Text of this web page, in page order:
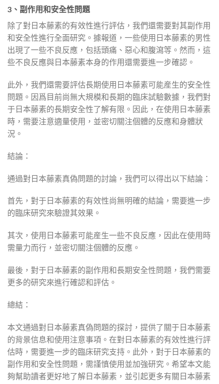
3、副作用和安全性問題
除了對日本藤素的有效性進行評估，我們還需要對其副作用
和安全性進行全面研究。據報道，一些使用日本藤素的男性
出現了一些不良反應，包括頭痛、惡心和腹瀉等。然而，這
些不良反應與日本藤素本身的作用還需要進一步確認。
此外，我們還需要評估長期使用日本藤素可能産生的安全性
問題。因爲目前尚無大規模和長期的臨床試驗數據，我們對
于日本藤素的長期安全性了解有限。因此，在使用日本藤素
時，需要注意適量使用，並密切關注個體的反應和身體狀
況。
結論：
通過對日本藤素真偽問題的討論，我們可以得出以下結論：
首先，對于日本藤素的有效性尚無明確的結論，需要進一步
的臨床研究來驗證其效果。
其次，使用日本藤素可能産生一些不良反應，因此在使用時
需量力而行，並密切關注個體的反應。
最後，對于日本藤素的副作用和長期安全性問題，我們需要
更多的研究來進行確認和評估。
總結：
本文通過對日本藤素真偽問題的探討，提供了關于日本藤素
的背景信息和使用注意事項。在對日本藤素的有效性進行評
估時，需要進一步的臨床研究支持。此外，對于日本藤素的
副作用和安全性問題，需謹慎使用並加強研究。希望本文能
夠幫助讀者更好地了解日本藤素，並引起更多有關日本藤素